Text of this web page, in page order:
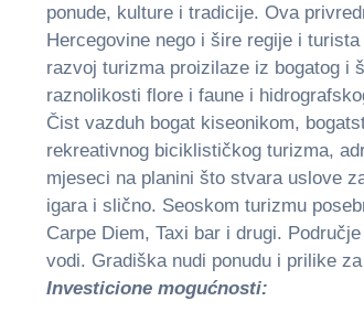
ponude, kulture i tradicije. Ova
Hercegovine nego i šire regije i
razvoj turizma proizilaze iz bogatog i
raznolikosti flore i faune i
Čist vazduh bogat kiseonikom,
rekreativnog biciklističkog turizma,
mjeseci na planini što stvara uslove
igara i slično. Seoskom turizmu
Carpe Diem, Taxi bar i drugi.
vodi. Gradiška nudi ponudu i prilike
Investicione mogućnosti: